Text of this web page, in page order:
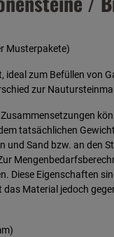
Musterpakete)
ideal zum Befüllen
zur
tatsächlichen
und Sand bzw. an den
Diese Eigenschaften
Material jedoch